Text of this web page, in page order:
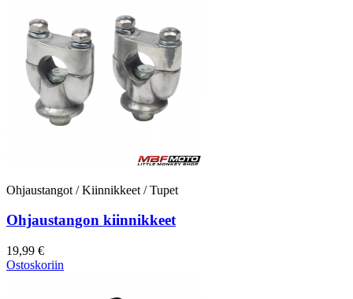
Ohjaustangot / Kiinnikkeet / Tupet
Ohjaustangon kiinnikkeet
19,99 €
Ostoskoriin